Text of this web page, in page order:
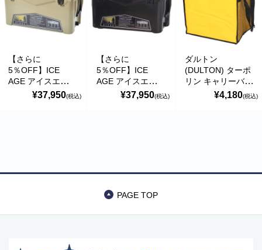
【さらに
5％OFF】ICE
AGE アイスエイジ
クーラーボックス
¥37,950(税込)
【さらに
5％OFF】ICE
AGE アイスエイジ
クーラーボックス
¥37,950(税込)
ダルトン
(DULTON) ターポ
リン キャリーバッ
グ 32L イエロー
¥4,180(税込)
PAGE TOP